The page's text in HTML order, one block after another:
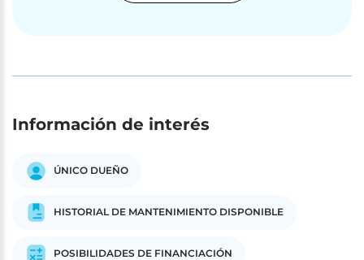
Información de interés
ÚNICO DUEÑO
HISTORIAL DE MANTENIMIENTO DISPONIBLE
POSIBILIDADES DE FINANCIACIÓN